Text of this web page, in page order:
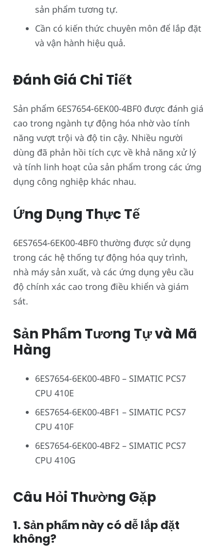
sản phẩm tương tự.
Cần có kiến thức chuyên môn để lắp đặt
và vận hành hiệu quả.
Đánh Giá Chi Tiết
Sản phẩm 6ES7654-6EK00-4BF0 được đánh giá
cao trong ngành tự động hóa nhờ vào tính
năng vượt trội và độ tin cậy. Nhiều người
dùng đã phản hồi tích cực về khả năng xử lý
và tính linh hoạt của sản phẩm trong các ứng
dụng công nghiệp khác nhau.
Ứng Dụng Thực Tế
6ES7654-6EK00-4BF0 thường được sử dụng
trong các hệ thống tự động hóa quy trình,
nhà máy sản xuất, và các ứng dụng yêu cầu
độ chính xác cao trong điều khiển và giám
sát.
Sản Phẩm Tương Tự và Mã
Hàng
6ES7654-6EK00-4BF0 – SIMATIC PCS7
CPU 410E
6ES7654-6EK00-4BF1 – SIMATIC PCS7
CPU 410F
6ES7654-6EK00-4BF2 – SIMATIC PCS7
CPU 410G
Câu Hỏi Thường Gặp
1. Sản phẩm này có dễ lắp đặt
không?